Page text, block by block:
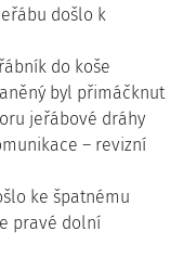
došlo k
do koše
byl přimáčknut
jeřábové dráhy
– revizní
ke špatnému
pravé dolní